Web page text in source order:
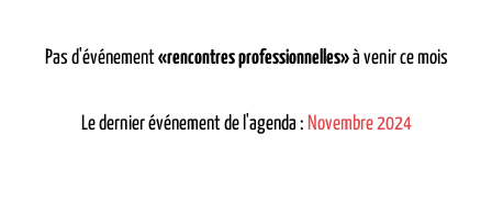
Pas d'événement«rencontres professionnelles»à venir ce mois
Le dernier événement de l'agenda : Novembre 2024